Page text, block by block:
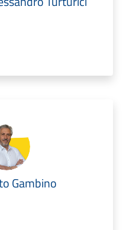
Gambino